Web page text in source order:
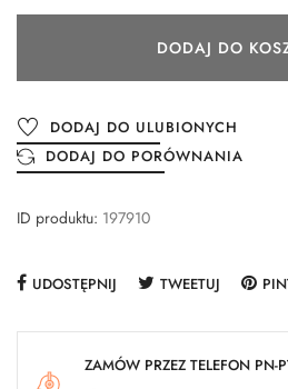
DODAJ DO
DODAJ DO ULUBIONYCH
DODAJ DO PORÓWNANIA
ID produktu: 197910
UDOSTĘPNIJ TWEETUJ
ZAMÓW PRZEZ TELEFON